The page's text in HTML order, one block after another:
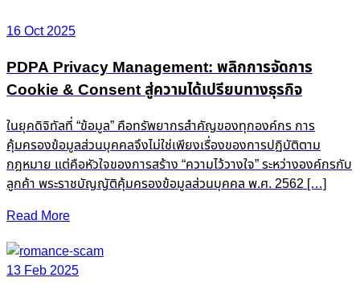
16 Oct 2025
PDPA Privacy Management: พลิกการจัดการ
Cookie & Consent สู่ความได้เปรียบทางธุรกิจ
ในยุคดิจิทัลที่ “ข้อมูล” คือทรัพยากรสำคัญของทุกองค์กร การ
คุ้มครองข้อมูลส่วนบุคคลจึงไม่ใช่เพียงเรื่องของการปฏิบัติตาม
กฎหมาย แต่คือหัวใจของการสร้าง “ความไว้วางใจ” ระหว่างองค์กรกับ
ลูกค้า พระราชบัญญัติคุ้มครองข้อมูลส่วนบุคคล พ.ศ. 2562 […]
Read More
13 Feb 2025